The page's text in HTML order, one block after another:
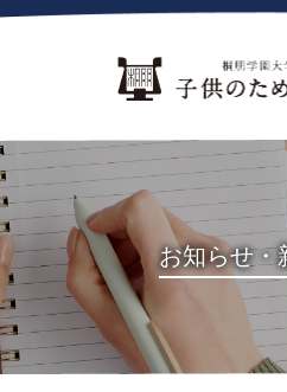
ホー
生徒募集
教室
コース
概要・
桐朋を選
インタビュ
イベ
よくあ
お知らせ・